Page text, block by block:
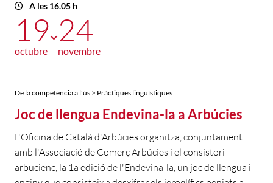
A les 16.05 h
19
octubre
24
novembre
De la competència a l'ús > Pràctiques lingüístiques
Joc de llengua Endevina-la a Arbúcies
L'Oficina de Català d'Arbúcies organitza, conjuntament
amb l'Associació de Comerç Arbúcies i el consistori
arbucienc, la 1a edició de l'Endevina-la, un joc de llengua i